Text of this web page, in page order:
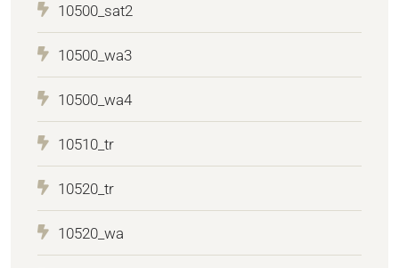
10500_sat2
10500_wa3
10500_wa4
10510_tr
10520_tr
10520_wa